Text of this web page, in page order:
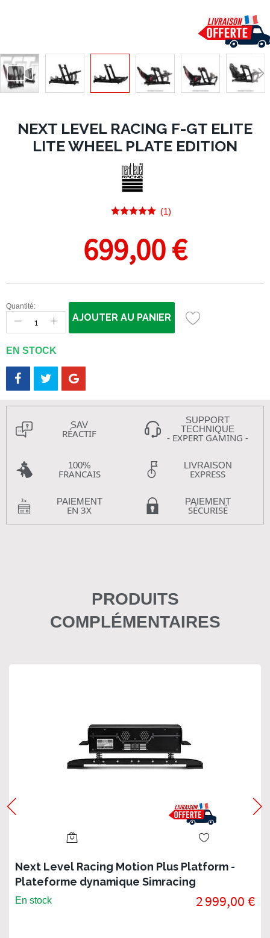
NEXT LEVEL RACING F-GT ELITE
LITE WHEEL PLATE EDITION
(1)
699,00 €
Quantité:
AJOUTER AU PANIER
EN STOCK
SAV
RÉACTIF
SUPPORT
TECHNIQUE
- EXPERT GAMING -
100%
FRANCAIS
LIVRAISON
EXPRESS
PAIEMENT
EN 3X
PAIEMENT
SÉCURISÉ
PRODUITS
COMPLÉMENTAIRES
Next Level Racing Motion Plus Platform -
Plateforme dynamique Simracing
En stock 2 999,00 €